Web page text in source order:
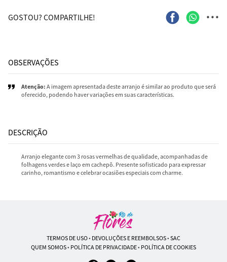
GOSTOU? COMPARTILHE! ...
OBSERVAÇÕES
Atenção: A imagem apresentada deste arranjo é similar ao produto que será
oferecido, podendo haver variações em suas características.
DESCRIÇÃO
Arranjo elegante com 3 rosas vermelhas de qualidade, acompanhadas de
folhagens verdes e laço em cachepô. Presente sofisticado para expressar
carinho, romantismo e celebrar ocasiões especiais com charme.
TERMOS DE USO• DEVOLUÇÕES E REEMBOLSOS• SAC
QUEM SOMOS• POLÍTICA DE PRIVACIDADE• POLÍTICA DE COOKIES